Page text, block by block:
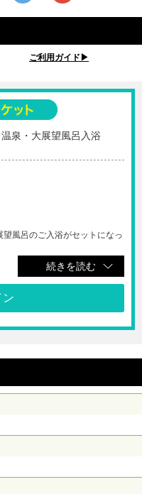
ご利用ガイド▶︎
泉・大展望風呂入浴
風呂のご入浴がセットになっ
、タオル）は料金に含まれま
さい。
付けられません。
はフロントにて有料で貸し出
200円）
遠慮ください。
続きを読む
ン